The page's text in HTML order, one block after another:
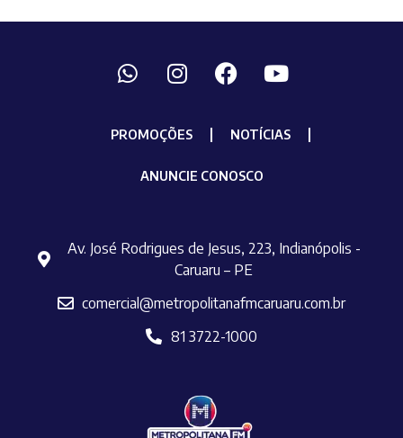
PROMOÇÕES NOTÍCIAS
ANUNCIE CONOSCO
Av. José Rodrigues de Jesus, 223, Indianópolis -
Caruaru – PE
comercial@metropolitanafmcaruaru.com.br
81 3722-1000